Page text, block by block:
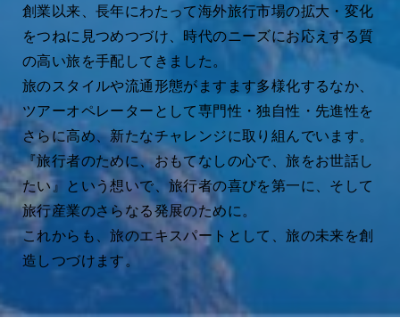
創業以来、長年にわたって海外旅行市場の拡大・変化
をつねに見つめつづけ、時代のニーズにお応えする質
の高い旅を手配してきました。
旅のスタイルや流通形態がますます多様化するなか、
ツアーオペレーターとして専門性・独自性・先進性を
さらに高め、新たなチャレンジに取り組んでいます。
『旅行者のために、おもてなしの心で、旅をお世話し
たい』という想いで、旅行者の喜びを第一に、そして
旅行産業のさらなる発展のために。
これからも、旅のエキスパートとして、旅の未来を創
造しつづけます。